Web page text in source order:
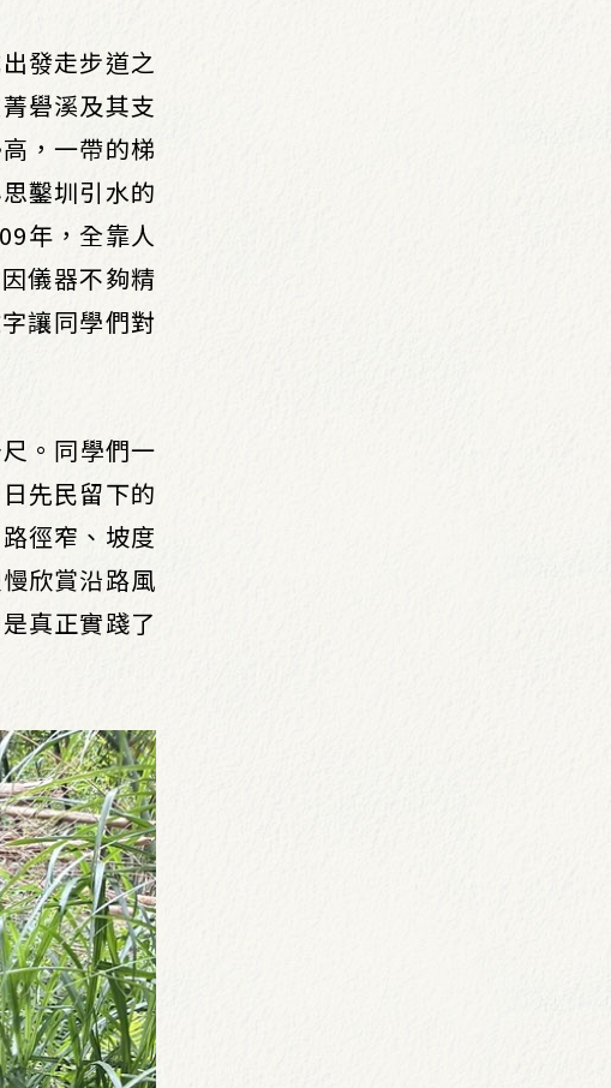
發走步道之
礐溪及其支
，一帶的梯
鑿圳引水的
年，全靠人
儀器不夠精
讓同學們對
。同學們一
先民留下的
徑窄、坡度
欣賞沿路風
真正實踐了